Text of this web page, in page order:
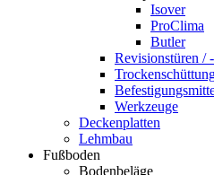
Isover
ProClima
Butler
Revisionstüren /
Werkzeuge
Deckenplatten
Lehmbau
Fußboden
Bodenbeläge